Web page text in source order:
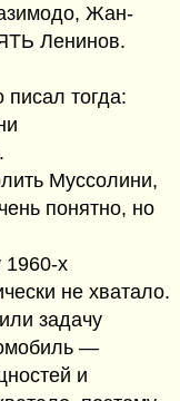
Жан-
Ленинов.
тогда:
Муссолини,
понятно, но
1960-х
не хватало.
задачу
—
и